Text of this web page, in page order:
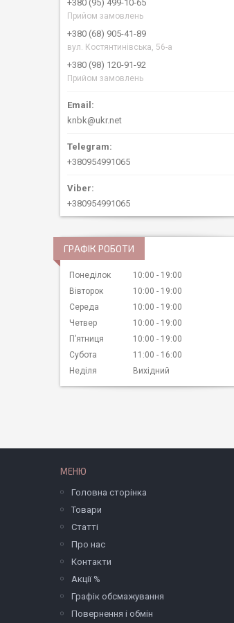
+380 (95) 499-10-65
Прийом замовлень
+380 (68) 905-41-89
вул. Костянтинівська, 56-а
+380 (98) 120-91-92
Прийом замовлень
knbk@ukr.net
+380954991065
+380954991065
ГРАФІК РОБОТИ
Понеділок 10:00
19:00
Вівторок
10:00
19:00
Середа
10:00
19:00
Четвер
10:00
19:00
Пʼятниця
10:00
19:00
Субота
11:00
16:00
Неділя
Вихідний
МЕНЮ
Головна сторінка
Товари
Статті
Про нас
Контакти
Акції %
Графік обсмажування
Повернення і обмін